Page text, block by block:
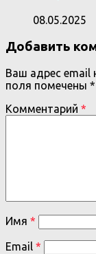
08.05.2025
Добавить
Ваш адрес email
поля помечены *
Комментарий *
Имя *
Email *